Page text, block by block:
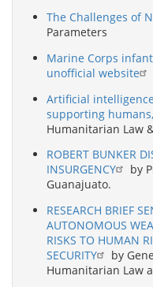
The Challenges of
Parameters
Marine Corps
unofficial website
Artificial
supporting
Humanitarian Law
ROBERT BUNKER
INSURGENCY
by
Guanajuato.
RESEARCH BRIEF
AUTONOMOUS
RISKS TO HUMAN
SECURITY
by
Humanitarian Law